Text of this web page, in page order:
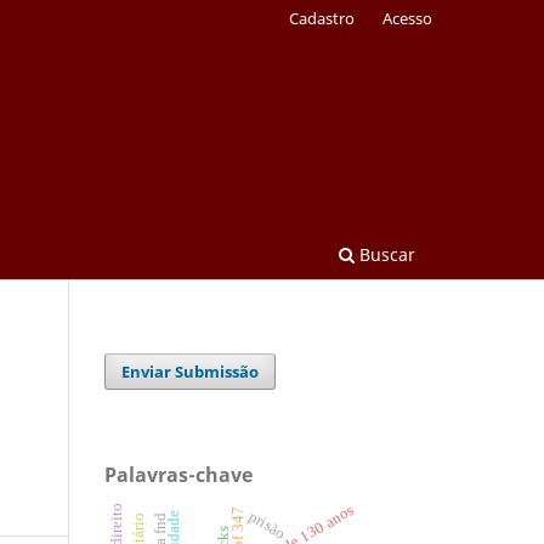
Buscar
Cadastro Acesso
Enviar Submissão
Palavras-chave
prisão